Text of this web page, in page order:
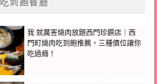
吃到飽餐廳
我 就厲害燒肉放題西門珍饌店｜西
門町燒肉吃到飽推薦，三種價位讓你
吃過癮！